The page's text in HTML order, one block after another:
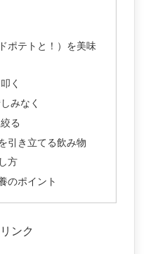
ポテトと！）を美味
く
みなく
る
引き立てる飲み物
方
のポイント
ンク